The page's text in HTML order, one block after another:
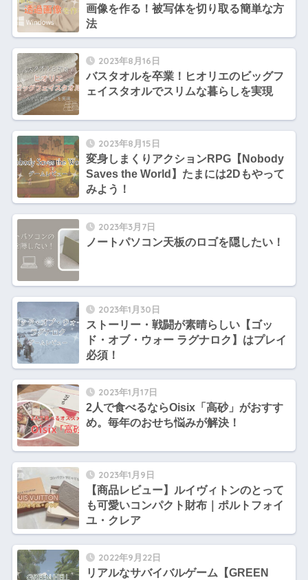
画像を作る！被写体を切り取る簡単な方
法
2023年8月16日
バスタオルを卒業！ヒオリエのビッグフ
ェイスタオルでスリムな暮らしを実現
2023年8月15日
変身しまくりアクションRPG【Nobody
Saves the World】たまには2Dもやって
みよう！
2023年3月7日
ノートパソコン天板のロゴを隠したい！
2023年1月30日
ストーリー・戦闘が素晴らしい【ゴッ
ド・オブ・ウォー ラグナロク】はプレイ
必須！
2023年1月17日
2人で食べるならOisix「高砂」がおすす
め。毎年のおせち悩みが解決！
2023年1月9日
【商品レビュー】ルイヴィトンのとって
も可愛いコンパクト財布｜ポルトフォイ
ユ・クレア
2022年9月22日
リアルなサバイバルゲーム【GREEN